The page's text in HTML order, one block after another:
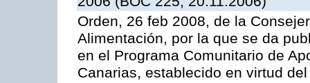
Orden, 26 feb 2008, de la
Alimentación, por la que se da
en el Programa Comunitario de
Canarias, establecido en virtud